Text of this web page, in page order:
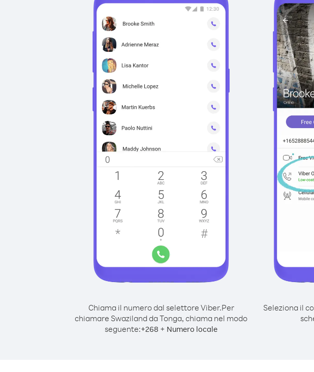
Chiama il numero dal selettore Viber.Per
chiamare Swaziland da Tonga, chiama nel modo
seguente:+268 + Numero locale
Seleziona il